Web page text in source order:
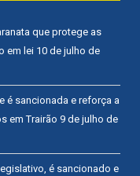
que protege as
em lei 10 de julho de
é sancionada e reforça a
em Trairão 9 de julho de
é sancionado e